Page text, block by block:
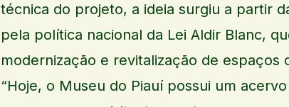
técnica do projeto, a ideia surgiu a partir
pela política nacional da Lei Aldir Blanc,
modernização e revitalização de espaços
“Hoje, o Museu do Piauí possui um